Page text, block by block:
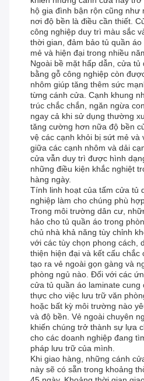
hộ gia đình bận rộn cũng
nơi độ bền là điều cần thiết.
công nghiệp duy trì màu sắc
thời gian, đảm bảo tủ quần
mẻ và hiện đại trong nhiều
Ngoài bề mặt hấp dẫn, cửa tủ
bằng gỗ công nghiệp còn
nhôm giúp tăng thêm sức
từng cánh cửa. Cạnh khung
trúc chắc chắn, ngăn ngừa
ngay cả khi sử dụng thường
tăng cường hơn nữa độ bền
vệ các cạnh khỏi bị sứt mẻ và
giữa các cạnh nhôm và dải
cửa vẫn duy trì được hình
những điều kiện khắc nghiệt
hàng ngày.
Tính linh hoạt của tấm cửa tủ
nghiệp làm cho chúng phù
Trong môi trường dân cư,
hảo cho tủ quần áo trong
chủ nhà khả năng tùy chỉnh
với các tùy chọn phong cách,
thiện hiện đại và kết cấu chắc
tạo ra vẻ ngoài gọn gàng và
phòng ngủ nào. Đối với các
cửa tủ quần áo laminate cung
thực cho việc lưu trữ văn
hoặc bất kỳ môi trường nào
và độ bền. Vẻ ngoài chuyên
khiến chúng trở thành sự lựa
cho các doanh nghiệp đang
pháp lưu trữ của mình.
Khi giao hàng, những cánh
này sẽ có sẵn trong khoảng